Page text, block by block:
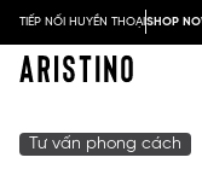
TIẾP NỐI HUYỀN THOẠISHOP
Tư vấn phong cách